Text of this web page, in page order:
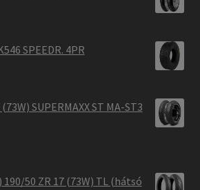
SPEEDR. 4PR
SUPERMAXX ST MA-ST3
190/50 ZR 17 (73W) TL (hátsó